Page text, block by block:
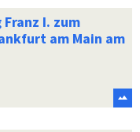
I. zum
am Main am